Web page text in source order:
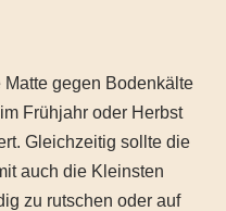
gegen Bodenkälte
Frühjahr oder Herbst
Gleichzeitig sollte die
auch die Kleinsten
zu rutschen oder auf